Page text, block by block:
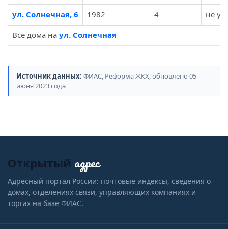
ул. Солнечная, 6
1982 4
не
Все дома на ул. Солнечная
Источник данных: ФИАС, Реформа ЖКХ, обновлено 05
июня 2023 года
Открытый адрес
Адресный портал России: почтовые индексы, сведения о
домах, отделениях связи, управляющих компаниях и
торгах на базе ФИАС.